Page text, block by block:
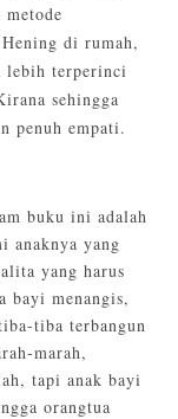
metode
di rumah,
lebih terperinci
sehingga
penuh empati.
buku ini adalah
anaknya yang
yang harus
bayi menangis,
tiba terbangun
marah,
tapi anak bayi
orangtua